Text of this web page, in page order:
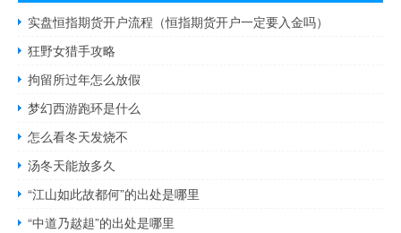
实盘恒指期货开户流程（恒指期货开户一定要入金吗）
狂野女猎手攻略
拘留所过年怎么放假
梦幻西游跑环是什么
怎么看冬天发烧不
汤冬天能放多久
“江山如此故都何”的出处是哪里
“中道乃趑趄”的出处是哪里